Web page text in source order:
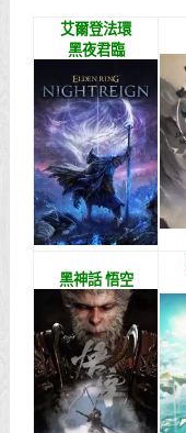
艾爾登法環
黑夜君臨
黑神話 悟空